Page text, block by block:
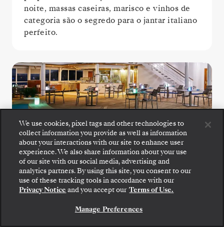
noite, massas caseiras, marisco e vinhos de
categoria são o segredo para o jantar italiano
perfeito.
The Grill
Desfrute de saladas frescas, marisco
grelhado e bifes no ponto no The Grill, um
favorito junto à piscina.
We use cookies, pixel tags and other technologies to
collect information you provide as well as information
about your interactions with our site to enhance user
experience. We also share information about your use
of our site with our social media, advertising and
analytics partners. By using this site, you consent to our
use of these tracking tools in accordance with our
Privacy Notice and you accept our Terms of Use.
Manage Preferences